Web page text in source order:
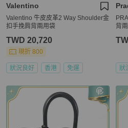
Valentino
Valentino 牛皮皮革2 Way Shoulder金
扣手挽肩背兩用袋
TWD 20,720
現折 800
狀況良好 香港 免運
背
狀